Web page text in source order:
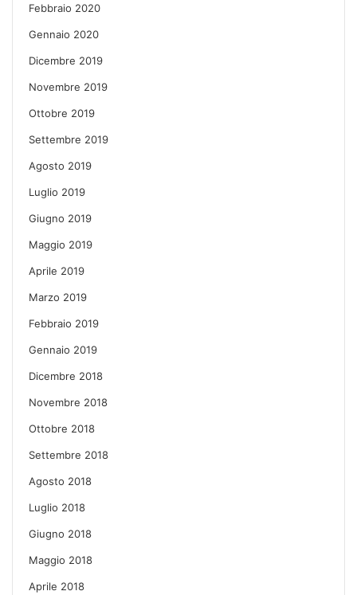
Febbraio 2020
Gennaio 2020
Dicembre 2019
Novembre 2019
Ottobre 2019
Settembre 2019
Agosto 2019
Luglio 2019
Giugno 2019
Maggio 2019
Aprile 2019
Marzo 2019
Febbraio 2019
Gennaio 2019
Dicembre 2018
Novembre 2018
Ottobre 2018
Settembre 2018
Agosto 2018
Luglio 2018
Giugno 2018
Maggio 2018
Aprile 2018